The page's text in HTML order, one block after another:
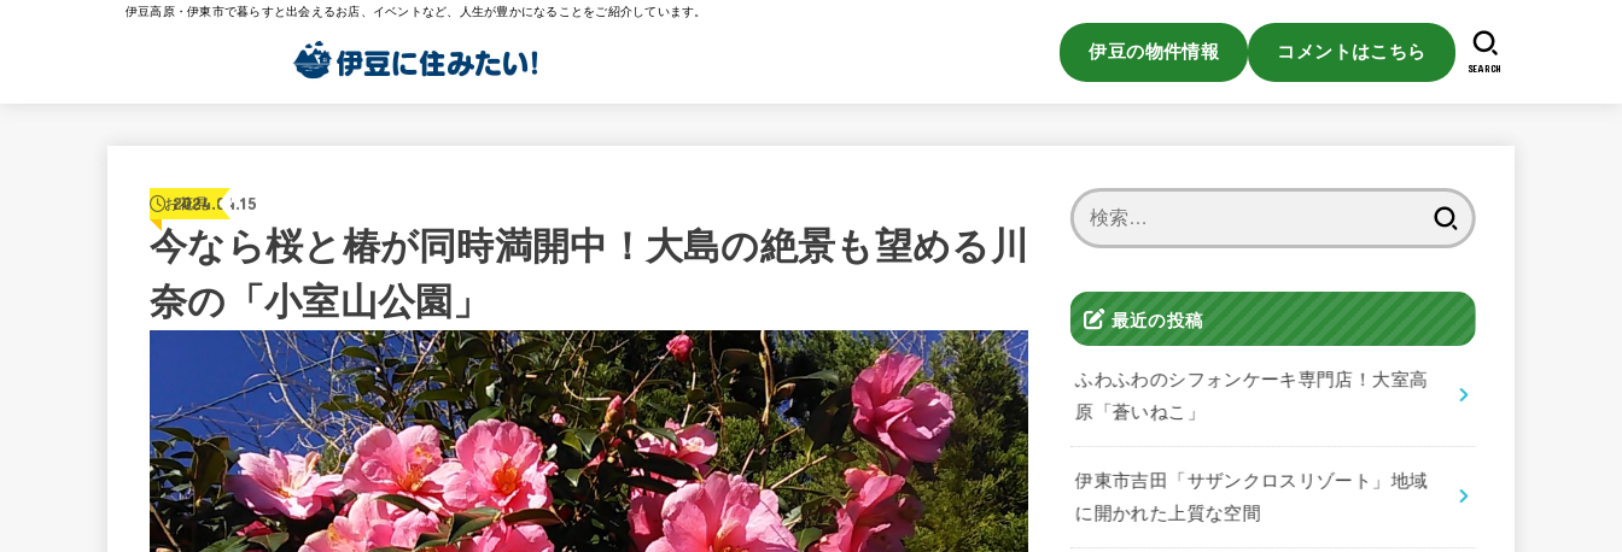
伊豆高原・伊東市で暮らすと出会えるお店、イベントなど、人生が豊かになることをご紹介しています。
伊豆の物件情報 コメントはこちら
SEARCH
お花見
2024.04.15
今なら桜と椿が同時満開中！大島の絶景も望める川
奈の「小室山公園」
最近の投稿
ふわふわのシフォンケーキ専門店！大室高
原「蒼いねこ」
伊東市吉田「サザンクロスリゾート」地域
に開かれた上質な空間